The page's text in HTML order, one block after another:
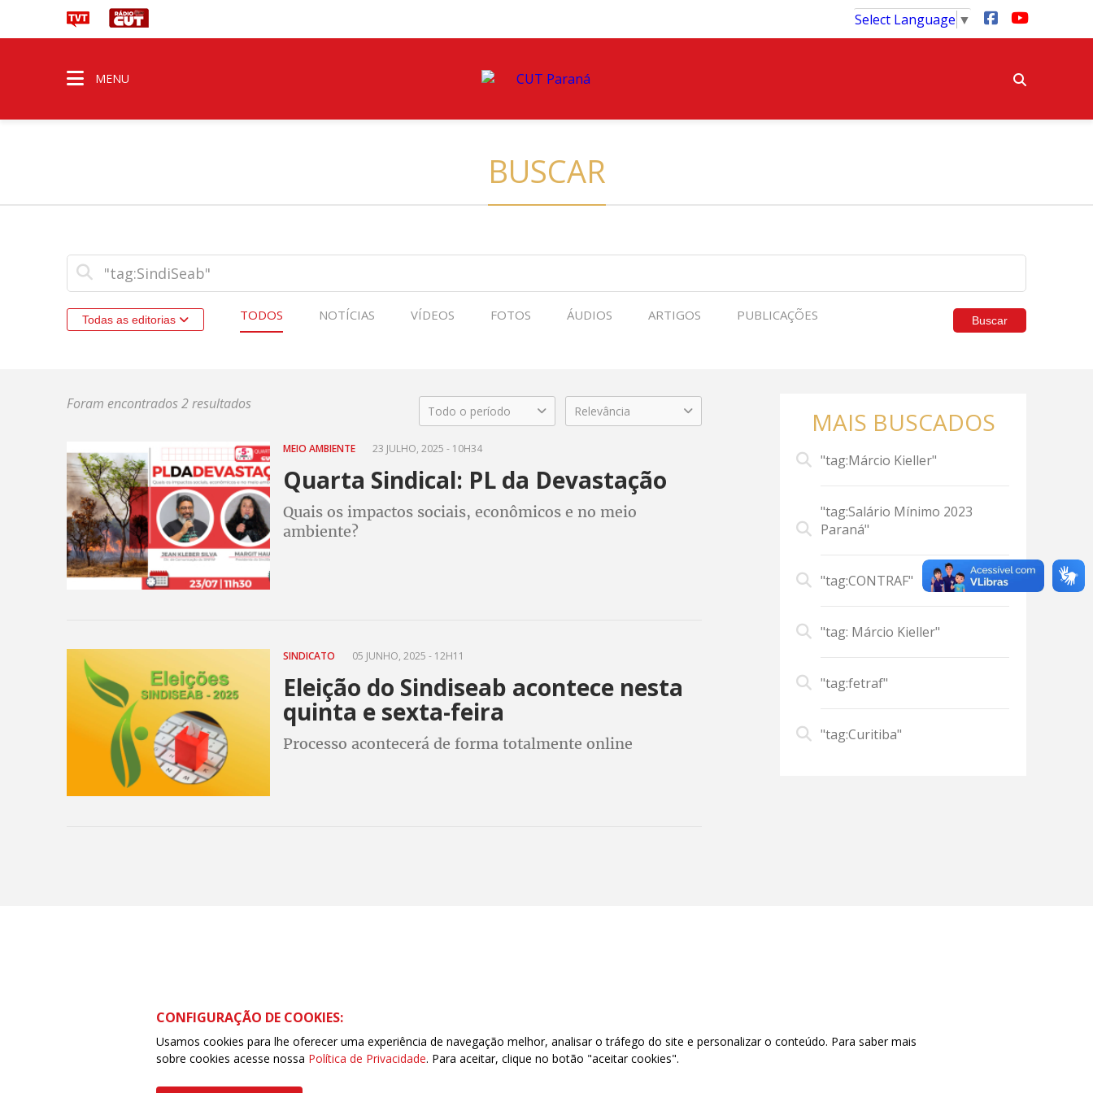
Select Language ▼
MENU
BUSCAR
Todas as editorias TODOS NOTÍCIAS VÍDEOS FOTOS ÁUDIOS ARTIGOS PUBLICAÇÕES Buscar
Foram encontrados 2 resultados Todo o período Relevância
MEIO AMBIENTE 23 JULHO, 2025 - 10H34
Quarta Sindical: PL da Devastação
Quais os impactos sociais, econômicos e no meio
ambiente?
SINDICATO 05 JUNHO, 2025 - 12H11
Eleição do Sindiseab acontece nesta
quinta e sexta-feira
Processo acontecerá de forma totalmente online
MAIS BUSCADOS
"tag:Márcio Kieller"
"tag:Salário Mínimo 2023
Paraná"
"tag:CONTRAF"
"tag: Márcio Kieller"
"tag:fetraf"
"tag:Curitiba"
CONFIGURAÇÃO DE COOKIES:
Usamos cookies para lhe oferecer uma experiência de navegação melhor, analisar o tráfego do site e personalizar o conteúdo. Para saber mais
sobre cookies acesse nossa Política de Privacidade. Para aceitar, clique no botão "aceitar cookies".